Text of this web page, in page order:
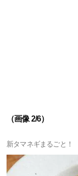
（画像 2/6）
新タマネギまるごと